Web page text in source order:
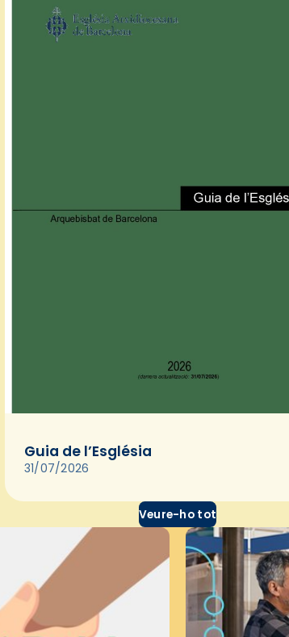
Guia de l’Església
31/07/2026
Veure-ho tot